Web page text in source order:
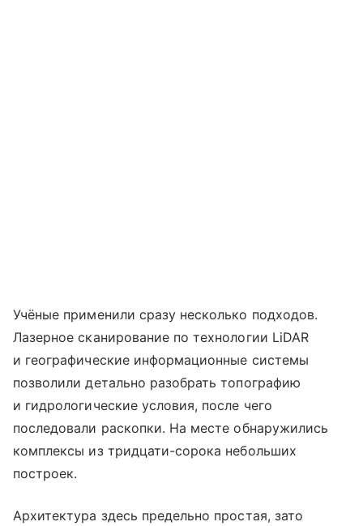
Учёные применили сразу несколько подходов.
Лазерное сканирование по технологии LiDAR
и географические информационные системы
позволили детально разобрать топографию
и гидрологические условия, после чего
последовали раскопки. На месте обнаружились
комплексы из тридцати-сорока небольших
построек.
Архитектура здесь предельно простая, зато